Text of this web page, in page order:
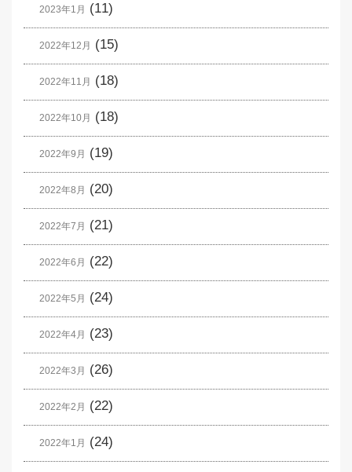
2023年1月 (11)
2022年12月 (15)
2022年11月 (18)
2022年10月 (18)
2022年9月 (19)
2022年8月 (20)
2022年7月 (21)
2022年6月 (22)
2022年5月 (24)
2022年4月 (23)
2022年3月 (26)
2022年2月 (22)
2022年1月 (24)